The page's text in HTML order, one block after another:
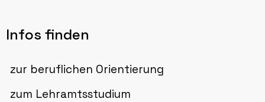
Infos finden
zur beruflichen Orientierung
zum Lehramtsstudium